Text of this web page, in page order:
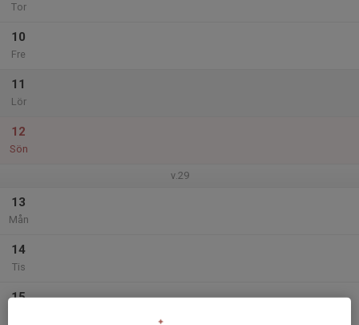
Tor
10
Fre
11
Lör
12
Sön
v.29
13
Mån
14
Tis
15